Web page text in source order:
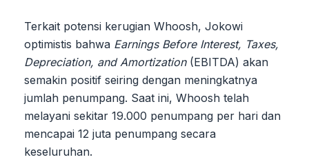
Terkait potensi kerugian Whoosh, Jokowi
optimistis bahwa Earnings Before Interest, Taxes,
Depreciation, and Amortization(EBITDA) akan
semakin positif seiring dengan meningkatnya
jumlah penumpang. Saat ini, Whoosh telah
melayani sekitar 19.000 penumpang per hari dan
mencapai 12 juta penumpang secara
keseluruhan.